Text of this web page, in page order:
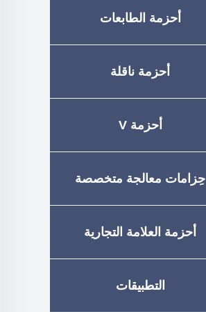
أحزمة الطابعات
أحزمة ناقلة
أحزمة V
حِزامات معالجة متخصصة
أحزمة العلامة التجارية
التطبيقات